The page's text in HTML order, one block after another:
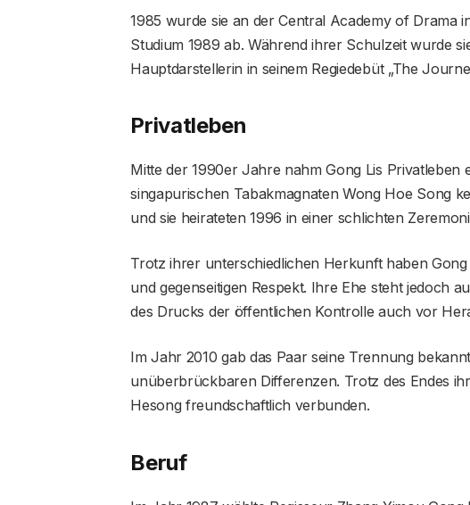
1985 wurde sie an der Central Academy of Drama
Studium 1989 ab. Während ihrer Schulzeit wurde
Hauptdarstellerin in seinem Regiedebüt „The
Privatleben
Mitte der 1990er Jahre nahm Gong Lis Privatleben
singapurischen Tabakmagnaten Wong Hoe Song
und sie heirateten 1996 in einer schlichten
Trotz ihrer unterschiedlichen Herkunft haben
und gegenseitigen Respekt. Ihre Ehe steht jedoch
des Drucks der öffentlichen Kontrolle auch vor
Im Jahr 2010 gab das Paar seine Trennung
unüberbrückbaren Differenzen. Trotz des Endes
Hesong freundschaftlich verbunden.
Beruf